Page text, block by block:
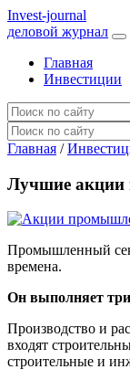
Invest-journal
деловой журнал
Главная
Инвестиции
Главная /
Лучшие акции
Промышленный
времена.
Он выполняет
Производство и
входят
строительные и